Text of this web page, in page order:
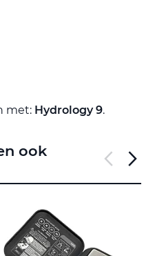
met: Hydrology 9.
ook